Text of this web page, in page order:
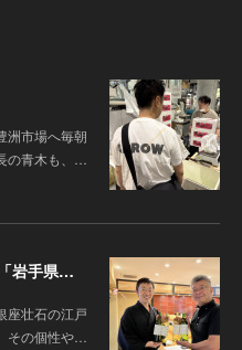
洲市場へ毎朝
の青木も、…
【土曜ランチワイン会】第164回「岩手県『高橋葡萄園』のワインと江戸前鮓」
座壮石の江戸
その個性や…